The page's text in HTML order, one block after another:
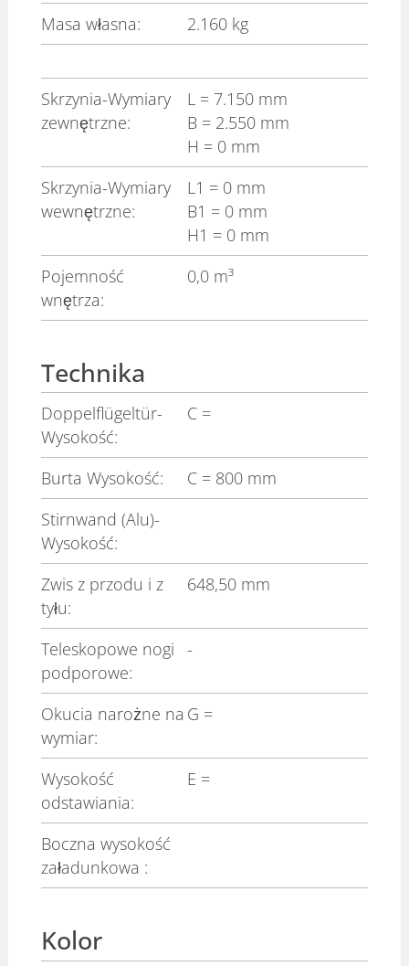
Masa własna:
2.160 kg
Skrzynia-Wymiary
zewnętrzne:
L = 7.150 mm
B = 2.550 mm
H = 0 mm
Skrzynia-Wymiary
wewnętrzne:
L1 = 0 mm
B1 = 0 mm
H1 = 0 mm
Pojemność
wnętrza:
0,0 m³
Technika
Doppelflügeltür-
Wysokość:
C =
Burta Wysokość: C = 800 mm
Stirnwand (Alu)-
Wysokość:
Zwis z przodu i z
tyłu:
648,50 mm
Teleskopowe nogi
podporowe:
-
Okucia narożne na
wymiar:
G =
Wysokość
odstawiania:
E =
Boczna wysokość
załadunkowa :
Kolor